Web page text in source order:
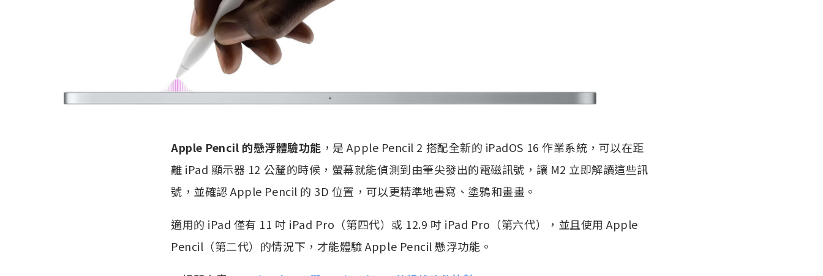
Apple Pencil 的懸浮體驗功能 ，是 Apple Pencil 2 搭配全新的 iPadOS 16 作業系統，可以在距
離 iPad 顯示器 12 公釐的時候，螢幕就能偵測到由筆尖發出的電磁訊號，讓 M2 立即解讀這些訊
號，並確認 Apple Pencil 的 3D 位置，可以更精準地書寫、塗鴉和畫畫。
適用的 iPad 僅有 11 吋 iPad Pro（第四代）或 12.9 吋 iPad Pro（第六代），並且使用 Apple
Pencil（第二代）的情況下，才能體驗 Apple Pencil 懸浮功能。